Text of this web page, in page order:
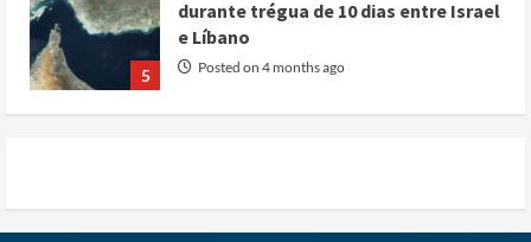
5
durante trégua de 10 dias entre Israel
e Líbano
Posted on 4 months ago
1
Posted on 3 months ago